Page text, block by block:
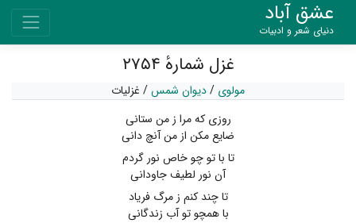
عشق آباد
دنیای شعر و ادبیات
غزل شمارهٔ ۲۷۵۴
مولوی /دیوان شمس/ غزلیات
روزی که مرا ز من ستانی
ضایع مکن از من آنچ دانی
تا با تو چو خاص نور گردم
آن نور لطیف جاودانی
تا چند کنم ز مرگ فریاد
با همچو تو آب زندگانی